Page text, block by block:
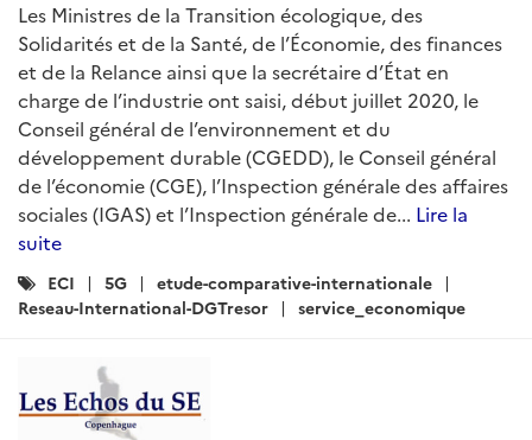
Les Ministres de la Transition écologique, des
Solidarités et de la Santé, de l’Économie, des finances
et de la Relance ainsi que la secrétaire d’État en
charge de l’industrie ont saisi, début juillet 2020, le
Conseil général de l’environnement et du
développement durable (CGEDD), le Conseil général
de l’économie (CGE), l’Inspection générale des affaires
sociales (IGAS) et l’Inspection générale de... Lire la
suite
Catégories
:
ECI 5G
etude-comparative-internationale
Reseau-International-DGTresor
service_economique